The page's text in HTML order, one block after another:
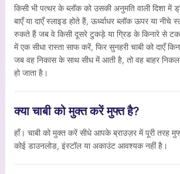
किसी भी पत्थर के ब्लॉक को उसकी अनुमति वाली दिशा में
बाएँ या दाएँ स्लाइड होते हैं, ऊर्ध्वाधर ब्लॉक ऊपर या नीचे
रुकते हैं जब वे किसी दूसरे टुकड़े या ग्रिड के किनारे से
में एक सीधा रास्ता साफ करें, फिर सुनहरी चाबी को दाएँ
जब वह निकास के साथ सीध में आती है, तो वह बाहर
हो जाता है।
क्या चाबी को मुक्त करें मुफ्त है?
हाँ। चाबी को मुक्त करें सीधे आपके ब्राउज़र में पूरी तरह
कोई डाउनलोड, इंस्टॉल या अकाउंट आवश्यक नहीं है।